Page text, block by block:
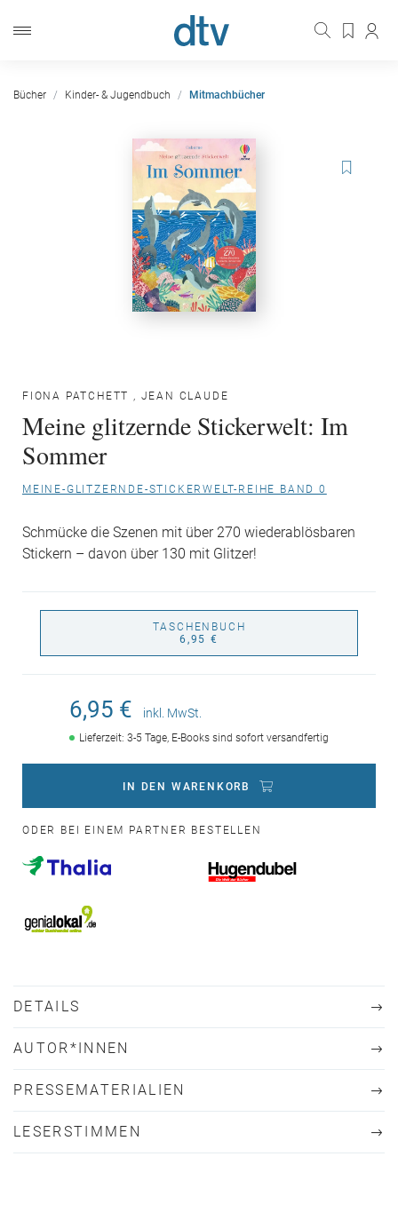
Bücher Kinder- & Jugendbuch Mitmachbücher
FIONA PATCHETT , JEAN CLAUDE
Meine glitzernde Stickerwelt: Im
Sommer
MEINE-GLITZERNDE-STICKERWELT-REIHE BAND 0
Schmücke die Szenen mit über 270 wiederablösbaren
Stickern – davon über 130 mit Glitzer!
TASCHENBUCH
6,95 €
6,95 € inkl. MwSt.
Lieferzeit: 3-5 Tage, E-Books sind sofort versandfertig
IN DEN WARENKORB
ODER BEI EINEM PARTNER BESTELLEN
DETAILS
AUTOR*INNEN
PRESSEMATERIALIEN
LESERSTIMMEN